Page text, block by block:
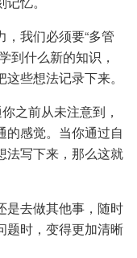
我们必须要“多管
到什么新的知识，
些想法记录下来。
之前从未注意到，
的感觉。当你通过自
法写下来，那么这就
是去做其他事，随时
题时，变得更加清晰